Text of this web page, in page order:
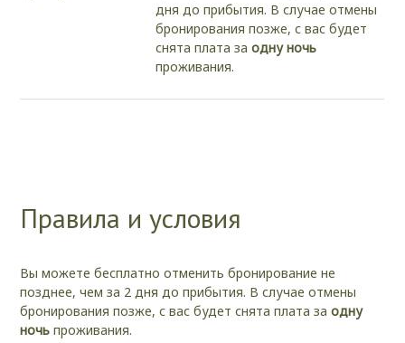
дня до прибытия. В случае отмены
бронирования позже, с вас будет
снята плата за одну ночь
проживания.
Правила и условия
Вы можете бесплатно отменить бронирование не
позднее, чем за 2 дня до прибытия. В случае отмены
бронирования позже, с вас будет снята плата за одну
ночь проживания.